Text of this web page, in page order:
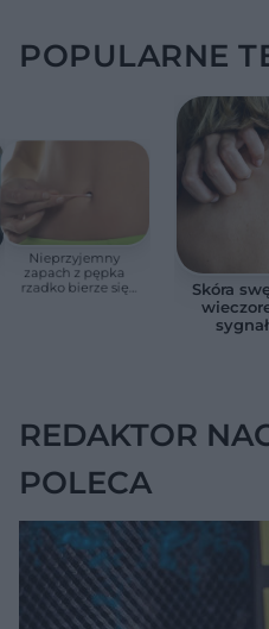
POPULARNE
Nieprzyjemny
zapach z pępka
rzadko bierze się
Skóra
REDAKTOR
POLECA